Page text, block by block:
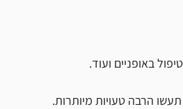
באופניים ועוד.
הרבה טעויות מיותרות.